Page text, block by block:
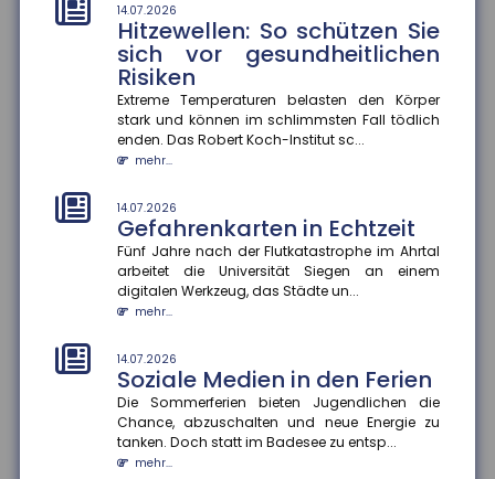
14.07.2026
Hitzewellen: So schützen Sie
sich vor gesundheitlichen
Risiken
Extreme Temperaturen belasten den Körper
stark und können im schlimmsten Fall tödlich
enden. Das Robert Koch-Institut sc...
mehr...
14.07.2026
Gefahrenkarten in Echtzeit
Fünf Jahre nach der Flutkatastrophe im Ahrtal
arbeitet die Universität Siegen an einem
digitalen Werkzeug, das Städte un...
mehr...
14.07.2026
Soziale Medien in den Ferien
Die Sommerferien bieten Jugendlichen die
Chance, abzuschalten und neue Energie zu
tanken. Doch statt im Badesee zu entsp...
mehr...
10.07.2026
Antragslose Kindergeldzahlung
Der Finanzausschuss hat die antragslose Zahlung
von Kindergeld beschlossen. Der Gesetzentwurf sieht
vor, dass das Kind...
mehr...
KI-Agenten in Unternehmen
KI-Agenten können durch die Verknüpfung von
Sprachmodellen und Datenquellen Prozesse
effizienter gestalten und Entscheid...
mehr...
Kaufkraftwahrnehmung und
Konsumverhalten
Die meisten Menschen in Deutschland schätzen ihre
Kaufkraft trotz objektiver Erholung der
Realeinkommen weiterhin als ge...
mehr...